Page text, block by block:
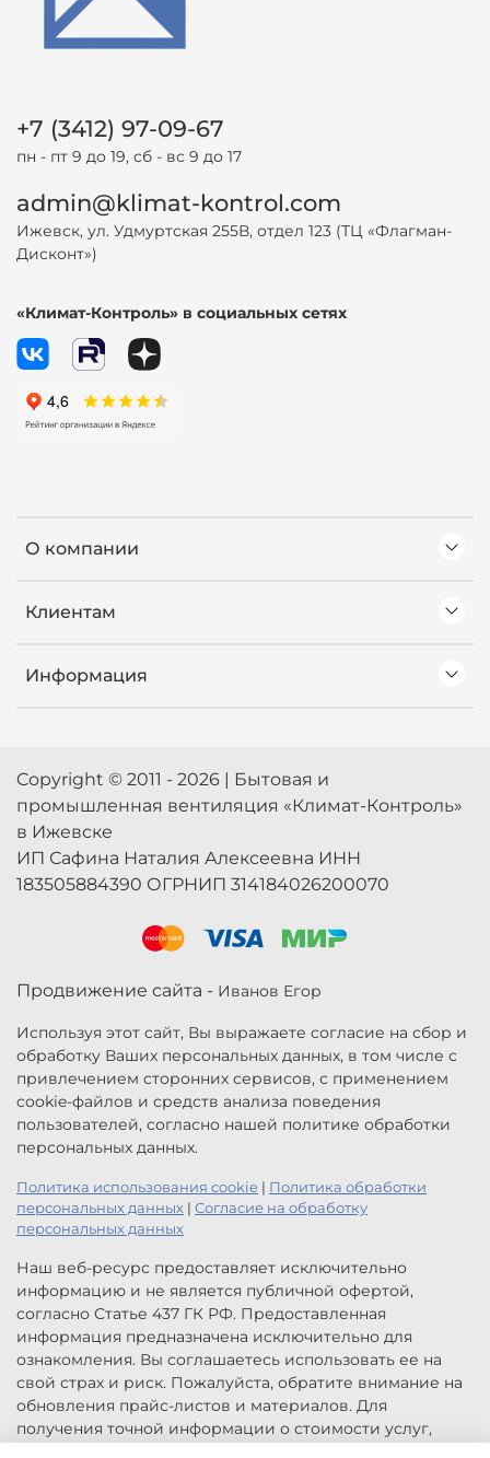
О компании
Клиентам
Информация
+7 (3412) 97-09-67
пн - пт 9 до 19, сб - вс 9 до 17
admin@klimat-kontrol.com
Ижевск, ул. Удмуртская 255В, отдел 123 (ТЦ «Флагман-
Дисконт»)
«Климат-Контроль» в социальных сетях
Copyright © 2011 - 2026 | Бытовая и
промышленная вентиляция «Климат-Контроль»
в Ижевске
ИП Сафина Наталия Алексеевна ИНН
183505884390 ОГРНИП 314184026200070
Продвижение сайта - Иванов Егор
Используя этот сайт, Вы выражаете согласие на сбор и
обработку Ваших персональных данных, в том числе с
привлечением сторонних сервисов, с применением
cookie-файлов и средств анализа поведения
пользователей, согласно нашей политике обработки
персональных данных.
Политика использования cookie | Политика обработки
персональных данных | Согласие на обработку
персональных данных
Наш веб-ресурс предоставляет исключительно
информацию и не является публичной офертой,
согласно Статье 437 ГК РФ. Предоставленная
информация предназначена исключительно для
ознакомления. Вы соглашаетесь использовать ее на
свой страх и риск. Пожалуйста, обратите внимание на
обновления прайс-листов и материалов. Для
получения точной информации о стоимости услуг,